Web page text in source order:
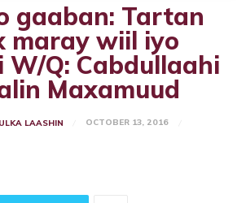
gaaban: Tartan
maray wiil iyo
W/Q: Cabdullaahi
Maxamuud
LAASHIN OCTOBER 13, 2016